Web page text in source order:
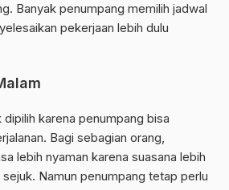
Banyak penumpang memilih jadwal
pekerjaan lebih dulu
karena penumpang bisa
Bagi sebagian orang,
lebih nyaman karena suasana lebih
Namun penumpang tetap perlu